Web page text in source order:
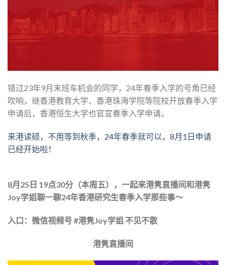
错过23年9月末班车机会的同学，24年春季入学的号角已经
吹响，继香港教育大学、香港珠海学院等院校开放春季入学
申请后，香港恒生大学也官宣春季入学申请。
来港读硕，不用等到秋季，24年春季就可以，8月1日申请
已经开始啦！
8月25日 19点30分（本周五），一起来港隽直播间和港隽
Joy学姐聊一聊24年香港研究生春季入学那些事～
入口：微信视频号 #港隽Joy学姐 不见不散
港隽直播间